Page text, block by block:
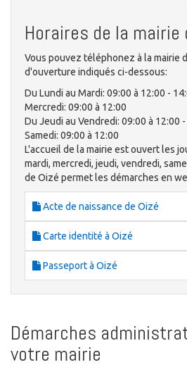
Horaires de la mairie
Vous pouvez téléphonez à la mairie
d'ouverture indiqués ci-dessous:
Du Lundi au Mardi: 09:00 à 12:00 -
Mercredi: 09:00 à 12:00
Du Jeudi au Vendredi: 09:00 à 12:00
Samedi: 09:00 à 12:00
L'accueil de la mairie est ouvert les
mardi, mercredi, jeudi, vendredi,
de Oizé permet les démarches en
Acte de naissance de Oizé
Carte identité à Oizé
Passeport à Oizé
Démarches
votre mairie